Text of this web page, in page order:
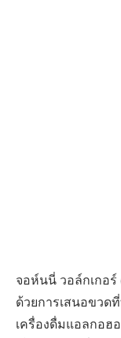
จอห์นนี่ วอล์กเกอร์
ด้วยการเสนอขวด
เครื่องดื่มแอลกอฮ